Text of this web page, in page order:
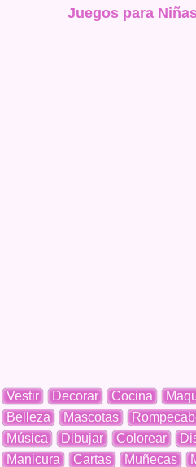
Juegos para
Vestir Decorar Cocina
Belleza
Mascotas
Música
Dibujar Colorear
Manicura
Cartas Muñecas